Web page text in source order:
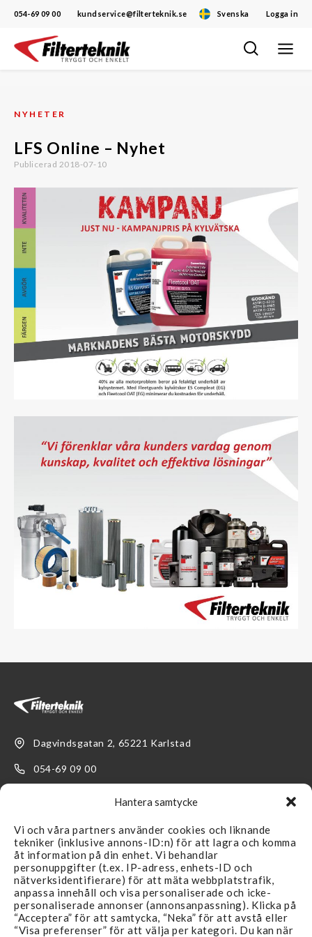
Hantera samtycke
Vi och våra partners använder cookies och liknande
tekniker (inklusive annons-ID:n) för att lagra och komma
åt information på din enhet. Vi behandlar
personuppgifter (t.ex. IP-adress, enhets-ID och
nätverksidentifierare) för att mäta webbplatstrafik,
anpassa innehåll och visa personaliserade och icke-
personaliserade annonser (annonsanpassning). Klicka på
“Acceptera” för att samtycka, “Neka” för att avstå eller
“Visa preferenser” för att välja per kategori. Du kan när
Svenska Logga in
054-69 09 00 kundservice@filterteknik.se
Hoppa
NYHETER
LFS Online – Nyhet
Publicerad 2018-07-10
Dagvindsgatan 2, 65221 Karlstad
054-69 09 00
LÄNKAR
Återförsäljare
Produkter
SUPPORT
Kontakta oss
FAQ